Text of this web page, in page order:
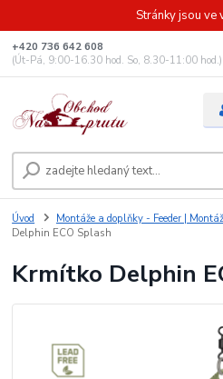
Stránky jsou ve
+420 736 642 608
(Út-Pá, 9:00-16.30 hod. So, 8.30-11:00 hod.)
Úvod Montáže a doplňky - Feeder |
Delphin ECO Splash
Krmítko Delphin